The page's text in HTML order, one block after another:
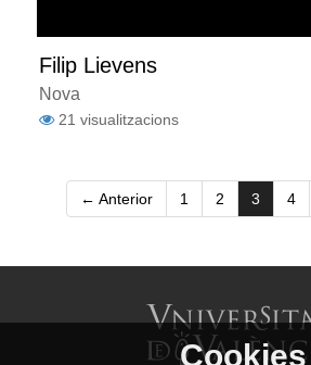
Filip Lievens
Nova
21 visualitzacions
← Anterior 1 2 3(current)
4
Cookies